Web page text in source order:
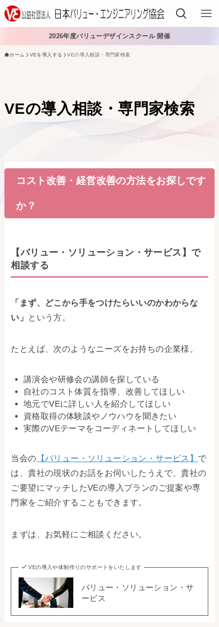
VEを導入する
バリューデザイン・フォーラム
VEの資格
日本VE協会について
お問い合わせ
事務局・勤務体制
03-5430-4488
2026年度バリューデザインスクール 開催
ホーム VEを導入する VEの導入相談・専門家検索
VEの導入相談・専門家検索
コスト改善・経営改善の方法をお探しです
か？
【バリュー・ソリューション・サービス】で
相談する
「まず、どこから手をつけたらいいのかわからな
い」
という方。
たとえば、次のようなニーズをお持ちの企業様。
講演会や研修会の講師を探している
自社のコスト体質を指導、改善してほしい
地元でVEに詳しい人を紹介してほしい
資格取得の体験談やノウハウを聞きたい
実際のVEテーマをコーディネートしてほしい
当会の 【バリュー・ソリューション・サービス】 で
は、貴社の現状のお話をお伺いしたうえで、貴社の
ご要望にマッチしたVEの導入プランのご提案や専
門家をご紹介することもできます。
まずは、お気軽にご相談ください。
VEの導入や体制作りのサポートをいたします
バリュー・ソリューション・サ
ービス